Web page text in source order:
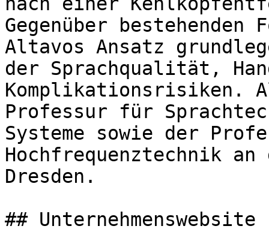
Gegenüber bestehenden
Altavos Ansatz
der Sprachqualität,
Komplikationsrisiken.
Professur für
Systeme sowie der
Hochfrequenztechnik
Dresden.
## Unternehmenswebsite